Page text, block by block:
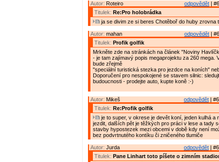
odpovědět |
Autor: Roteiro
Titulek: Re:Pro holobrádka
ja se divim ze si beres Chotěboř do huby zrovna
odpovědět |
Autor: mahan
Titulek: Profik golfik
Mrkněte zde na stránkách na článek "Noviny
- je tam zajímavý popis megaprojektu za 260 mega.
bude zřejmě
"speciální turistická stezka pro jezdce na koních"
Doporučení pro nespokojené se stavem silnic:
budoucnosti - prodejte auto, kupte koně :-)
odpovědět |
Autor: Mikeš
Titulek: Re:Profik golfik
je to super, v okrese je devět koní, jeden kulhá a
jezdit, dalších pět je těžkých pro práci v lese a tady
stavby hypostezek mezi obcemi v době kdy není
bez podvrtnutého kontíku či zničeného tlumiče
odpovědět |
Autor: Jurda
Titulek: Pane Linhart toto píšete o zimním